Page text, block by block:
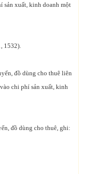
sản xuất, kinh doanh một
1532).
đồ dùng cho thuê liên
chi phí sản xuất, kinh
đồ dùng cho thuê, ghi: